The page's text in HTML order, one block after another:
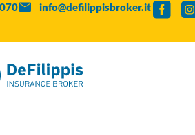
info@defilippisbroker.it